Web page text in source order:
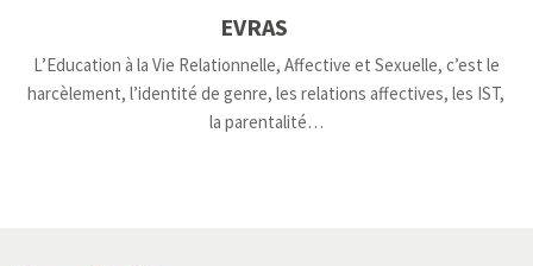
EVRAS
L’Education à la Vie Relationnelle, Affective et Sexuelle, c’est le
harcèlement, l’identité de genre, les relations affectives, les IST,
la parentalité…